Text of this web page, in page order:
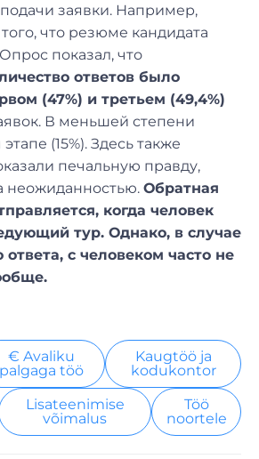
заявки. Например,
что резюме кандидата
показал, что
ответов было
(47%) и третьем (49,4%)
В меньшей степени
(15%). Здесь также
печальную правду,
неожиданностью. Обратная
когда человек
тур. Однако, в случае
ответа, с человеком часто не
€ Avaliku
palgaga töö
Kaugtöö ja
kodukontor
Lisateenimise
võimalus
Töö
noortele